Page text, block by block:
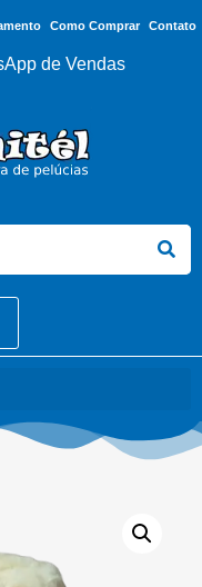
Como Comprar Contato
de Vendas